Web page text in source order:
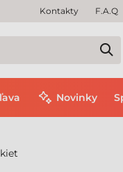
Kontakty F.A.Q
Novinky